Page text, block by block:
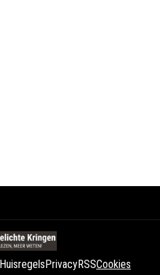
Huisregels PrivacyRSSCookies